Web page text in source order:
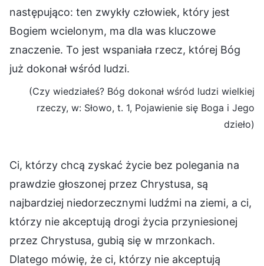
następująco: ten zwykły człowiek, który jest
Bogiem wcielonym, ma dla was kluczowe
znaczenie. To jest wspaniała rzecz, której Bóg
już dokonał wśród ludzi.
(Czy wiedziałeś? Bóg dokonał wśród ludzi wielkiej
rzeczy, w: Słowo, t. 1, Pojawienie się Boga i Jego
dzieło)
Ci, którzy chcą zyskać życie bez polegania na
prawdzie głoszonej przez Chrystusa, są
najbardziej niedorzecznymi ludźmi na ziemi, a ci,
którzy nie akceptują drogi życia przyniesionej
przez Chrystusa, gubią się w mrzonkach.
Dlatego mówię, że ci, którzy nie akceptują